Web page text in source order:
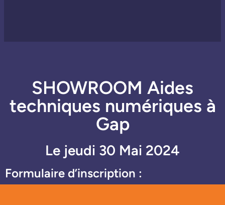
SHOWROOM Aides
techniques numériques à
Gap
Le jeudi 30 Mai 2024
Formulaire d’inscription :